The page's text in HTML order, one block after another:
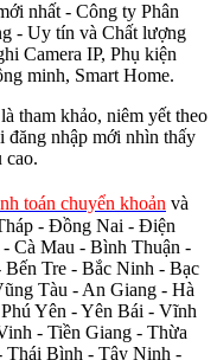
nhất - Công ty Phân
- Uy tín và Chất lượng
Camera IP, Phụ kiện
minh, Smart Home.
tham khảo, niêm yết theo
đăng nhập mới nhìn thấy
cao.
toán chuyển khoản và
- Đồng Nai - Điện
Cà Mau - Bình Thuận -
Tre - Bắc Ninh - Bạc
Tàu - An Giang - Hà
Yên - Yên Bái - Vĩnh
- Tiền Giang - Thừa
Thái Bình - Tây Ninh -